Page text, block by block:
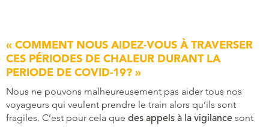
« COMMENT NOUS AIDEZ-VOUS À TRAVERSER
CES PÉRIODES DE CHALEUR DURANT LA
PERIODE DE COVID-19? »
Nous ne pouvons malheureusement pas aider tous nos
voyageurs qui veulent prendre le train alors qu’ils sont
fragiles. C’est pour cela que des appels à la vigilance sont